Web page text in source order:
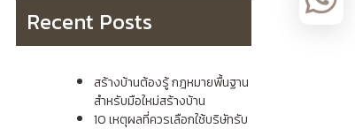
Recent Posts
สร้างบ้านต้องรู้ กฎหมายพื้นฐาน
สำหรับมือใหม่สร้างบ้าน
10 เหตุผลที่ควรเลือกใช้บริษัทรับ